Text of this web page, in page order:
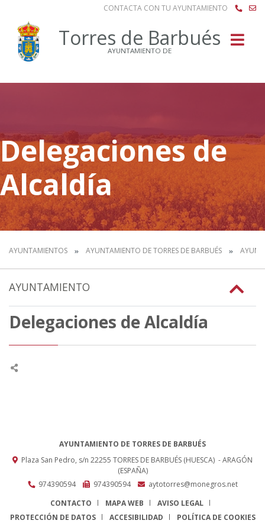
CONTACTA CON TU AYUNTAMIENTO
Torres de Barbués
AYUNTAMIENTO DE
Delegaciones de
Alcaldía
AYUNTAMIENTOS AYUNTAMIENTO DE TORRES DE BARBUÉS
AYUNTAMIENTO
Delegaciones de Alcaldía
AYUNTAMIENTO DE TORRES DE BARBUÉS
Plaza San Pedro, s/n 22255 TORRES DE BARBUÉS (HUESCA) - ARAGÓN
(ESPAÑA)
974390594
974390594
aytotorres@monegros.net
CONTACTO
MAPA WEB
AVISO LEGAL
PROTECCIÓN DE DATOS
ACCESIBILIDAD POLÍTICA DE COOKIES